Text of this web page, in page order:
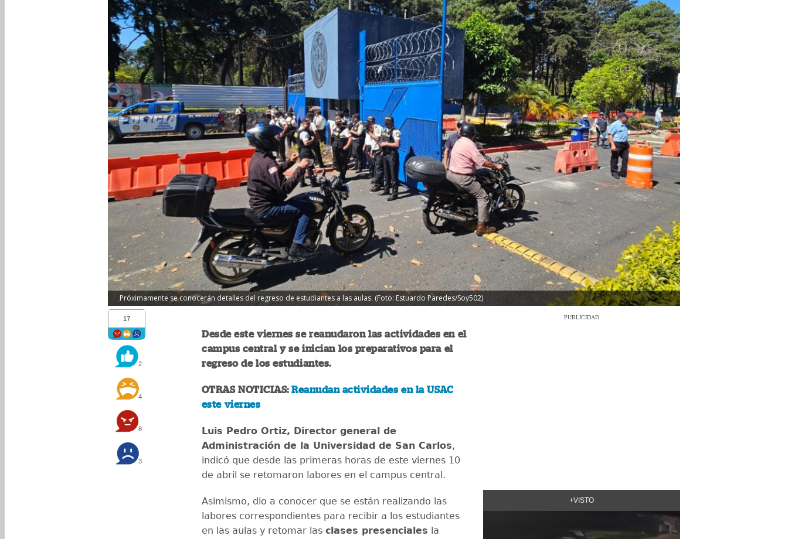
Próximamente se conocerán detalles del regreso de estudiantes a las aulas. (Foto: Estuardo Paredes/Soy502)
17
2
4
8
3
Desde este viernes se reanudaron las actividades en el
campus central y se inician los preparativos para el
regreso de los estudiantes.
OTRAS NOTICIAS:Reanudan actividades en la USAC
este viernes
Luis Pedro Ortiz, Director general de
Administración de la Universidad de San Carlos,
indicó que desde las primeras horas de este viernes 10
de abril se retomaron labores en el campus central.
Asimismo, dio a conocer que se están realizando las
labores correspondientes para recibir a los estudiantes
en las aulas y retomar las clases presenciales la
PUBLICIDAD
+VISTO